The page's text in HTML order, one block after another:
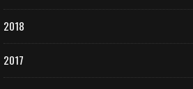
2018
2017